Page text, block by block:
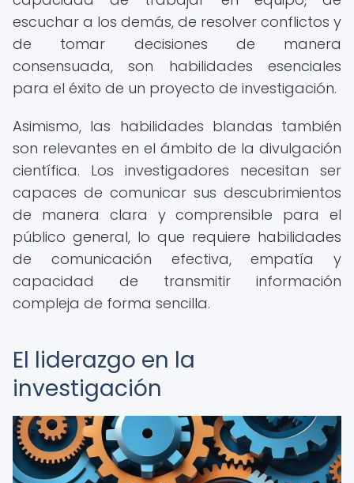
escuchar a los demás, de resolver conflictos y
de tomar decisiones de manera
consensuada, son habilidades esenciales
para el éxito de un proyecto de investigación.
Asimismo, las habilidades blandas también
son relevantes en el ámbito de la divulgación
científica. Los investigadores necesitan ser
capaces de comunicar sus descubrimientos
de manera clara y comprensible para el
público general, lo que requiere habilidades
de comunicación efectiva, empatía y
capacidad de transmitir información
compleja de forma sencilla.
El liderazgo en la
investigación